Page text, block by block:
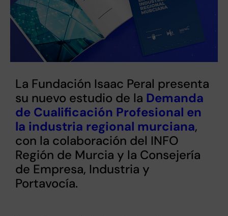
La Fundación Isaac Peral presenta
su nuevo estudio de la Demanda
de Cualificación Profesional en
la industria regional murciana,
con la colaboración del INFO
Región de Murcia y la Consejería
de Empresa, Industria y
Portavocía.